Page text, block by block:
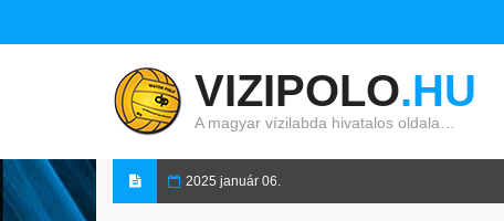
VIZIPOLO.HU
A magyar vízilabda hivatalos oldala…
2025 január 06.